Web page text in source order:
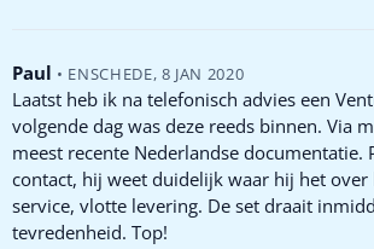
Paul • ENSCHEDE, 8 JAN 2020
Laatst heb ik na telefonisch advies een
volgende dag was deze reeds binnen. Via
meest recente Nederlandse documentatie.
contact, hij weet duidelijk waar hij het
service, vlotte levering. De set draait
tevredenheid. Top!